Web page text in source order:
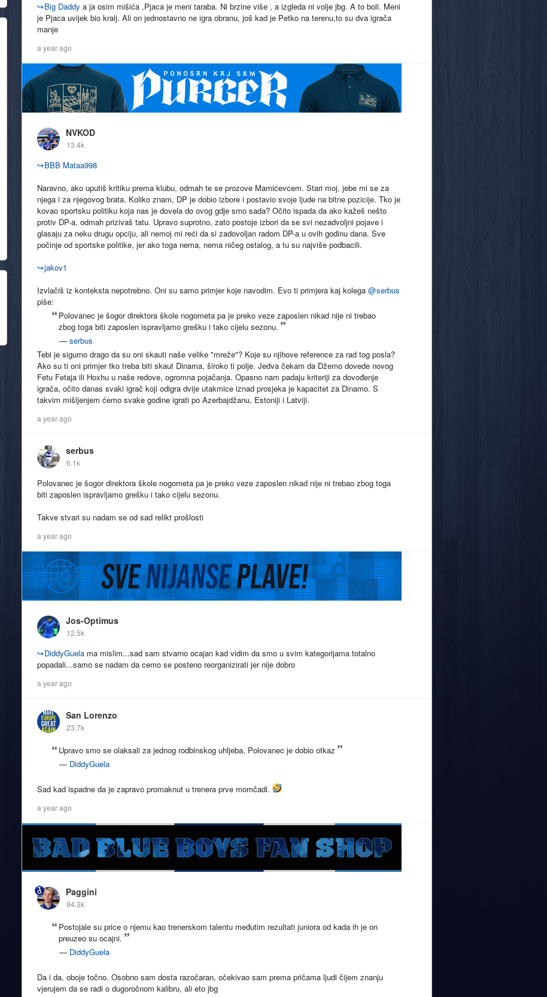
↪Big Daddy a ja osim mišića ,Pjaca je meni taraba. Ni brzine više , a izgleda ni volje jbg. A to boli. Meni
je Pjaca uvijek bio kralj. Ali on jednostavno ne igra obranu, još kad je Petko na terenu,to su dva igrača
manje
a year ago
NVKOD
13.4k
↪BBB Mataa998
Naravno, ako uputiš kritiku prema klubu, odmah te se prozove Mamićevcem. Stari moj, jebe mi se za
njega i za njegovog brata. Koliko znam, DP je dobio izbore i postavio svoje ljude na bitne pozicije. Tko je
kovao sportsku politiku koja nas je dovela do ovog gdje smo sada? Očito ispada da ako kažeš nešto
protiv DP-a, odmah prizivaš tatu. Upravo suprotno, zato postoje izbori da se svi nezadvoljni pojave i
glasaju za neku drugu opciju, ali nemoj mi reći da si zadovoljan radom DP-a u ovih godinu dana. Sve
počinje od sportske politike, jer ako toga nema, nema ničeg ostalog, a tu su najviše podbacili.
↪jakov1
Izvlačiš iz konteksta nepotrebno. Oni su samo primjer koje navodim. Evo ti primjera kaj kolega @serbus
piše:
Polovanec je šogor direktora škole nogometa pa je preko veze zaposlen nikad nije ni trebao
zbog toga biti zaposlen ispravljamo grešku i tako cijelu sezonu.
— serbus
Tebi je sigurno drago da su oni skauti naše velike "mreže"? Koje su njihove reference za rad tog posla?
Ako su ti oni primjer tko treba biti skaut Dinama, široko ti polje. Jedva čekam da Džemo dovede novog
Fetu Fetaja ili Hoxhu u naše redove, ogromna pojačanja. Opasno nam padaju kriteriji za dovođenje
igrača, očito danas svaki igrač koji odigra dvije utakmice iznad prosjeka je kapacitet za Dinamo. S
takvim mišljenjem ćemo svake godine igrati po Azerbajdžanu, Estoniji i Latviji.
a year ago
serbus
6.1k
Polovanec je šogor direktora škole nogometa pa je preko veze zaposlen nikad nije ni trebao zbog toga
biti zaposlen ispravljamo grešku i tako cijelu sezonu.
Takve stvari su nadam se od sad relikt prošlosti
a year ago
Jos-Optimus
12.5k
↪DiddyGuela ma mislim...sad sam stvarno ocajan kad vidim da smo u svim kategorijama totalno
popadali...samo se nadam da cemo se posteno reorganizirati jer nije dobro
a year ago
San Lorenzo
23.7k
Upravo smo se olaksali za jednog rodbinskog uhljeba, Polovanec je dobio otkaz
— DiddyGuela
Sad kad ispadne da je zapravo promaknut u trenera prve momčadi.
a year ago
Paggini
94.3k
Postojale su price o njemu kao trenerskom talentu međutim rezultati juniora od kada ih je on
preuzeo su ocajni.
— DiddyGuela
Da i da, oboje točno. Osobno sam dosta razočaran, očekivao sam prema pričama ljudi čijem znanju
vjerujem da se radi o dugoročnom kalibru, ali eto jbg